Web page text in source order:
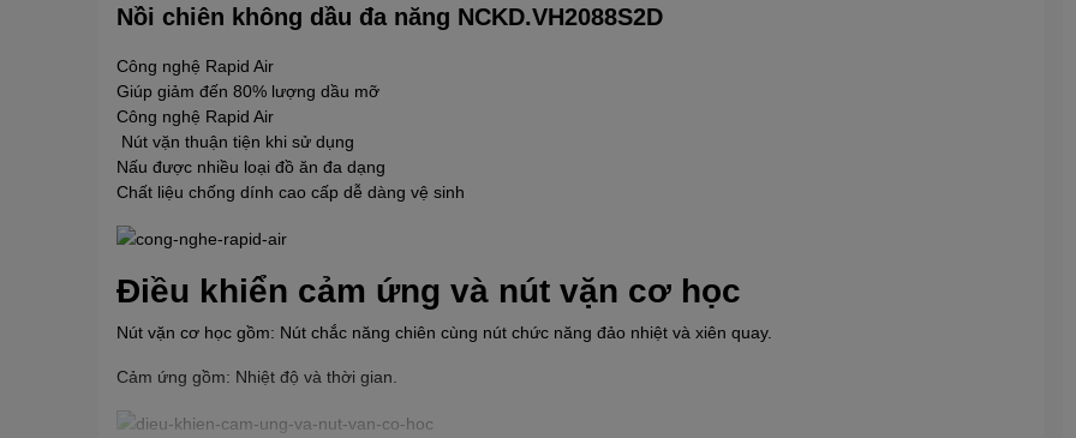
Nồi chiên không dầu đa năng NCKD.VH2088S2D
Công nghệ Rapid Air
Giúp giảm đến 80% lượng dầu mỡ
Công nghệ Rapid Air
Nút vặn thuận tiện khi sử dụng
Nấu được nhiều loại đồ ăn đa dạng
Chất liệu chống dính cao cấp dễ dàng vệ sinh
Điều khiển cảm ứng và nút vặn cơ học
Nút vặn cơ học gồm: Nút chắc năng chiên cùng nút chức năng đảo nhiệt và xiên quay.
Cảm ứng gồm: Nhiệt độ và thời gian.